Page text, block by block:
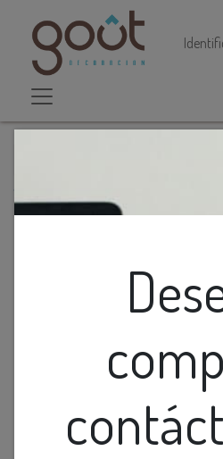
Lamp. Mesa 2L E27 Negro